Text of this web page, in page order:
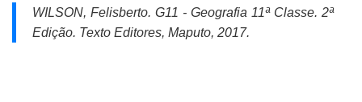
WILSON, Felisberto. G11 - Geografia 11ª Classe. 2ª
Edição. Texto Editores, Maputo, 2017.